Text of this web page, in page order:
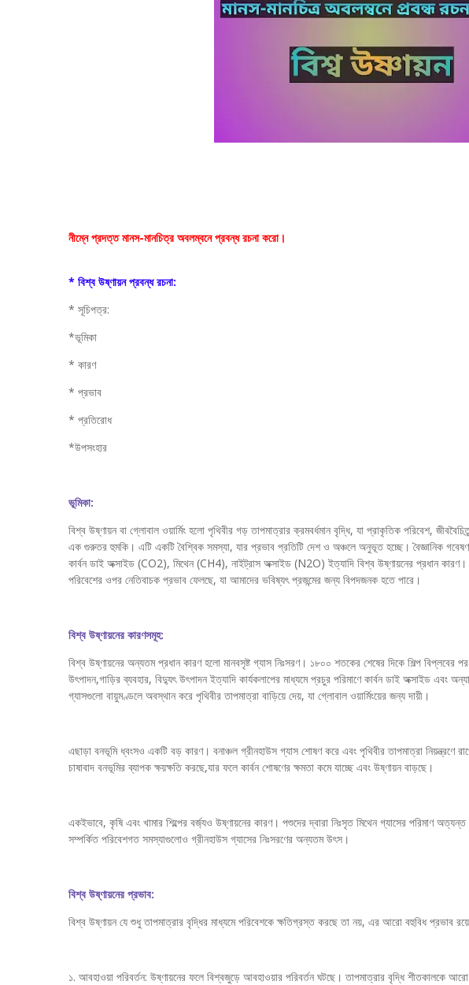
নীম্নে প্রদত্ত মানস-মানচিত্র অবলম্বনে প্রবন্ধ রচনা করো।
* বিশ্ব উষ্ণায়ন প্রবন্ধ রচনা:
* সূচিপত্র:
*ভূমিকা
* কারণ
* প্রভাব
* প্রতিরোধ
*উপসংহার
ভূমিকা:
বিশ্ব উষ্ণায়ন বা গ্লোবাল ওয়ার্মিং হলো পৃথিবীর গড় তাপমাত্রার ক্রমবর্ধমান বৃদ্ধি, যা প্রাকৃতিক পরিবেশ,
এক গুরুতর হুমকি। এটি একটি বৈশ্বিক সমস্যা, যার প্রভাব প্রতিটি দেশ ও অঞ্চলে অনুভূত হচ্ছে। বৈজ্ঞানিক
কার্বন ডাই অক্সাইড (CO2), মিথেন (CH4), নাইট্রাস অক্সাইড (N2O) ইত্যাদি বিশ্ব উষ্ণায়নের প্রধান কারণ।
পরিবেশের ওপর নেতিবাচক প্রভাব ফেলছে, যা আমাদের ভবিষ্যৎ প্রজন্মের জন্য বিপদজনক হতে পারে।
বিশ্ব উষ্ণায়নের কারণসমূহ:
বিশ্ব উষ্ণায়নের অন্যতম প্রধান কারণ হলো মানবসৃষ্ট গ্যাস নিঃসরণ। ১৮০০ শতকের শেষের দিকে শিল্প বিপ্লবের
উৎপাদন,গাড়ির ব্যবহার, বিদ্যুৎ উৎপাদন ইত্যাদি কার্যকলাপের মাধ্যমে প্রচুর পরিমাণে কার্বন ডাই অক্সাইড এবং
গ্যাসগুলো বায়ুমণ্ডলে অবস্থান করে পৃথিবীর তাপমাত্রা বাড়িয়ে দেয়, যা গ্লোবাল ওয়ার্মিংয়ের জন্য দায়ী।
এছাড়া বনভূমি ধ্বংসও একটি বড় কারণ। বনাঞ্চল গ্রীনহাউস গ্যাস শোষণ করে এবং পৃথিবীর তাপমাত্রা
চাষাবাদ বনভূমির ব্যাপক ক্ষয়ক্ষতি করছে,যার ফলে কার্বন শোষণের ক্ষমতা কমে যাচ্ছে এবং উষ্ণায়ন বাড়ছে।
একইভাবে, কৃষি এবং খামার শিল্পের বর্জ্যও উষ্ণায়নের কারণ। পশুদের দ্বারা নিঃসৃত মিথেন গ্যাসের পরিমাণ
সম্পর্কিত পরিবেশগত সমস্যাগুলোও গ্রীনহাউস গ্যাসের নিঃসরণের অন্যতম উৎস।
বিশ্ব উষ্ণায়নের প্রভাব:
বিশ্ব উষ্ণায়ন যে শুধু তাপমাত্রার বৃদ্ধির মাধ্যমে পরিবেশকে ক্ষতিগ্রস্ত করছে তা নয়, এর আরো বহুবিধ প্রভাব
১. আবহাওয়া পরিবর্তন: উষ্ণায়নের ফলে বিশ্বজুড়ে আবহাওয়ার পরিবর্তন ঘটছে। তাপমাত্রার বৃদ্ধি শীতকালকে